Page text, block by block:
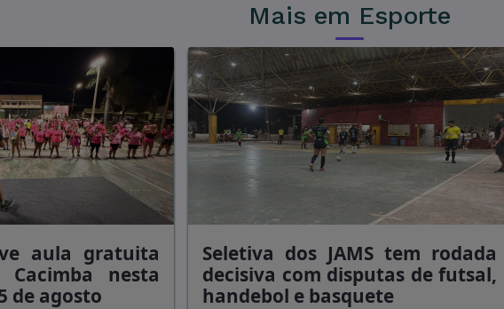
Mais em Esporte
aula gratuita
nesta
de agosto
Seletiva dos JAMS tem rodada
decisiva com disputas de futsal,
handebol e basquete